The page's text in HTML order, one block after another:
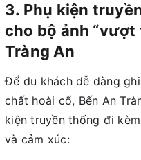
3. Phụ kiện
cho bộ ảnh “vượt
Tràng An
Để du khách dễ dàng
chất hoài cổ, Bến An
kiện truyền thống đi
và cảm xúc: